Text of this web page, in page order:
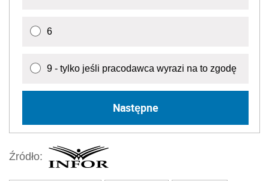
6
9 - tylko jeśli pracodawca wyrazi na to zgodę
Następne
Źródło: